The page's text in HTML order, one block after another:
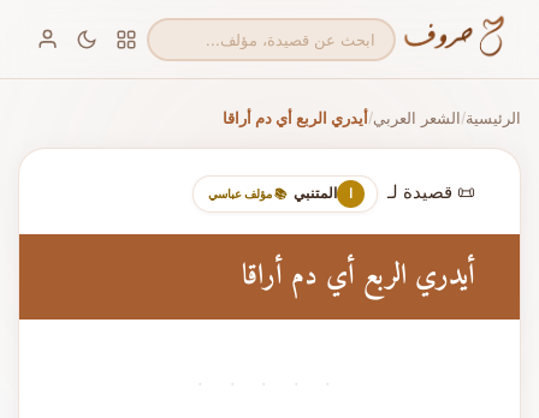
الرئيسية/الشعر العربي/أيدري الربع أي دم أراقا
📜 قصيدة لـ ا المتنبي 📚 مؤلف عباسي
أيدري الربع أي دم أراقا
· · · · ·